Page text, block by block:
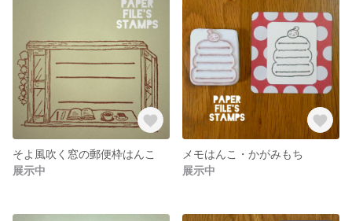
そよ風吹く窓の郵便枠はんこ
展示中
メモはんこ・かがみもち
展示中